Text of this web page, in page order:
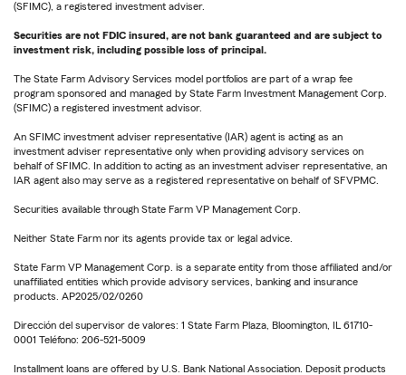
(SFIMC), a registered investment adviser.
Securities are not FDIC insured, are not bank guaranteed and are subject to
investment risk, including possible loss of principal.
The State Farm Advisory Services model portfolios are part of a wrap fee
program sponsored and managed by State Farm Investment Management Corp.
(SFIMC) a registered investment advisor.
An SFIMC investment adviser representative (IAR) agent is acting as an
investment adviser representative only when providing advisory services on
behalf of SFIMC. In addition to acting as an investment adviser representative, an
IAR agent also may serve as a registered representative on behalf of SFVPMC.
Securities available through State Farm VP Management Corp.
Neither State Farm nor its agents provide tax or legal advice.
State Farm VP Management Corp. is a separate entity from those affiliated and/or
unaffiliated entities which provide advisory services, banking and insurance
products. AP2025/02/0260
Dirección del supervisor de valores: 1 State Farm Plaza, Bloomington, IL 61710-
0001 Teléfono: 206-521-5009
Installment loans are offered by U.S. Bank National Association. Deposit products